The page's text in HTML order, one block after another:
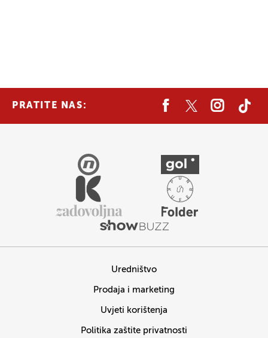
PRATITE NAS:
Uredništvo
Prodaja i marketing
Uvjeti korištenja
Politika zaštite privatnosti